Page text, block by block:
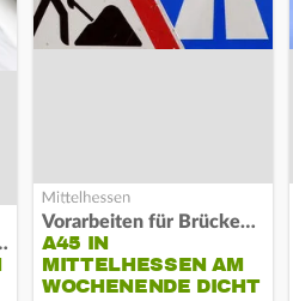
auf
Vorarbeiten für Brücken-Neubau
A45 IN
MITTELHESSEN AM
WOCHENENDE DICHT